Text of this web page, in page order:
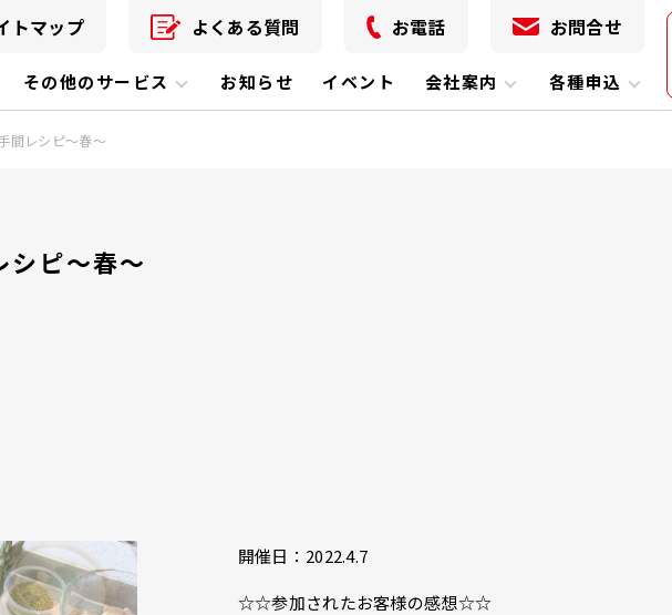
その他のサービス お知らせ イベント 会社案内 各種申込
トマップ よくある質問 お電話 お問合せ
間レシピ～春～
シピ～春～
開催日：2022.4.7
☆☆参加されたお客様の感想☆☆